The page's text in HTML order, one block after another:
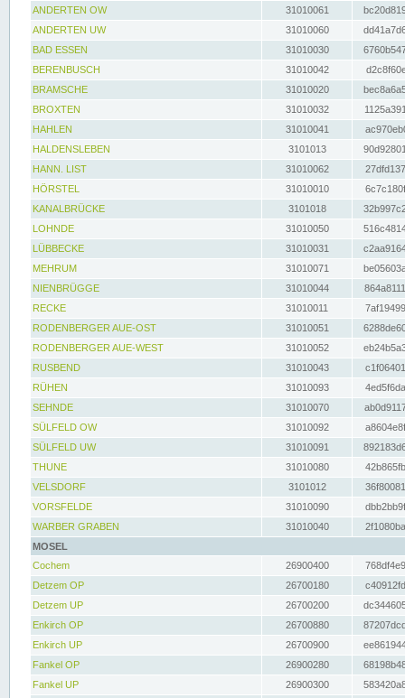
ANDERTEN OW
31010061
ANDERTEN UW
31010060
BAD ESSEN
31010030
BERENBUSCH
31010042
BRAMSCHE
31010020
BROXTEN
31010032
HAHLEN
31010041
HALDENSLEBEN
3101013
HANN. LIST
31010062
HÖRSTEL
31010010
KANALBRÜCKE
3101018
LOHNDE
31010050
LÜBBECKE
31010031
MEHRUM
31010071
NIENBRÜGGE
31010044
RECKE
31010011
RODENBERGER AUE-OST
31010051
RODENBERGER AUE-WEST
31010052
RUSBEND
31010043
RÜHEN
31010093
SEHNDE
31010070
SÜLFELD OW
31010092
SÜLFELD UW
31010091
THUNE
31010080
VELSDORF
3101012
VORSFELDE
31010090
WARBER GRABEN
31010040
MOSEL
Cochem
26900400
Detzem OP
26700180
Detzem UP
26700200
Enkirch OP
26700880
Enkirch UP
26700900
Fankel OP
26900280
Fankel UP
26900300